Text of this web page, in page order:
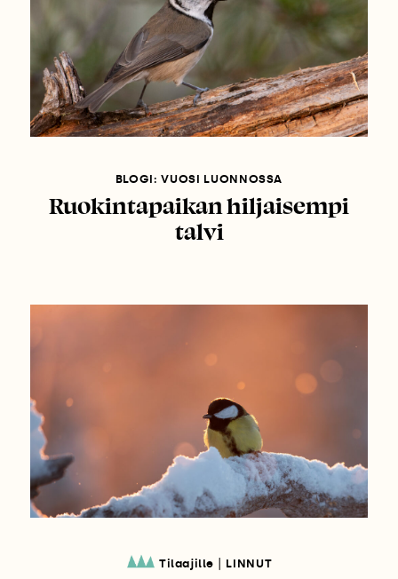
BLOGI: VUOSI LUONNOSSA
Ruokintapaikan hiljaisempi
talvi
Tilaajille LINNUT